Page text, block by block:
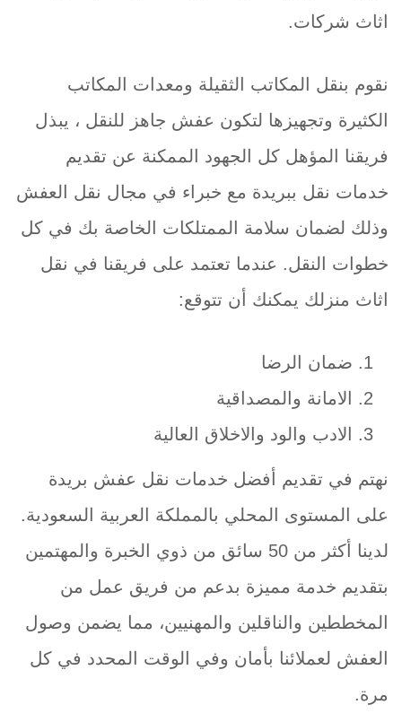
اثاث شركات.
نقوم بنقل المكاتب الثقيلة ومعدات المكاتب
الكثيرة وتجهيزها لتكون عفش جاهز للنقل ، يبذل
فريقنا المؤهل كل الجهود الممكنة عن تقديم
خدمات نقل ببريدة مع خبراء في مجال نقل العفش
وذلك لضمان سلامة الممتلكات الخاصة بك في كل
خطوات النقل. عندما تعتمد على فريقنا في نقل
اثاث منزلك يمكنك أن تتوقع:
ضمان الرضا
الامانة والمصداقية
الادب والود والاخلاق العالية
نهتم في تقديم أفضل خدمات نقل عفش بريدة
على المستوى المحلي بالمملكة العربية السعودية.
لدينا أكثر من 50 سائق من ذوي الخبرة والمهتمين
بتقديم خدمة مميزة بدعم من فريق عمل من
المخططين والناقلين والمهنيين، مما يضمن وصول
العفش لعملائنا بأمان وفي الوقت المحدد في كل
مرة.